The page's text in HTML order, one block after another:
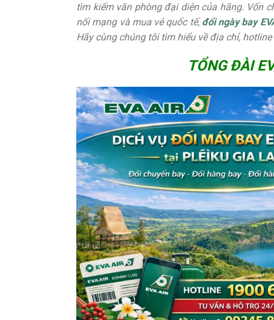
tìm kiếm văn phòng đại diện của hãng. Vốn
nối mạng và mua vé quốc tế, đổi ngày bay
Hãy cùng chúng tôi tìm hiểu về địa chỉ,
TỔNG ĐÀI